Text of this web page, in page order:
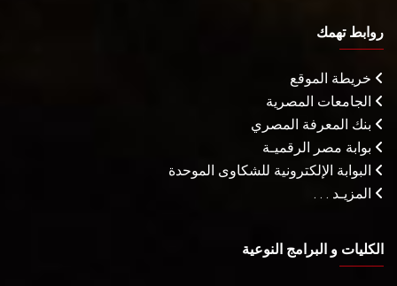
روابط تهمك
خريطة الموقع
الجامعات المصرية
بنك المعرفة المصري
بوابة مصر الرقميـة
البوابة الإلكترونية للشكاوى الموحدة
المزيـد . . .
الكليات و البرامج النوعية